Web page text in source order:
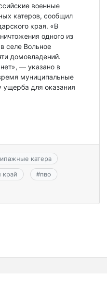
военные
катеров, сообщил
края. «В
одного из
селе Вольное
домовладений.
— указано в
муниципальные
ущерба для оказания
катера
край #пво